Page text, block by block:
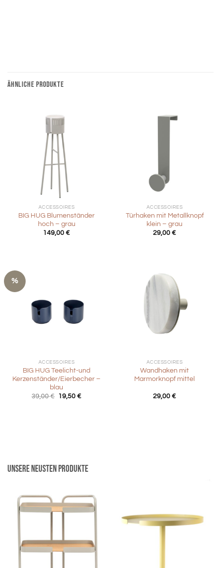
ÄHNLICHE PRODUKTE
ACCESSOIRES
BIG HUG Blumenständer
hoch – grau
149,00 €
ACCESSOIRES
Türhaken mit Metallknopf
klein – grau
29,00 €
%
ACCESSOIRES
BIG HUG Teelicht-und
Kerzenständer/Eierbecher –
blau
39,00€ Ursprünglicher
19,50€Aktueller
ACCESSOIRES
Wandhaken mit
Marmorknopf mittel
29,00 €
Unsere neusten Produkte